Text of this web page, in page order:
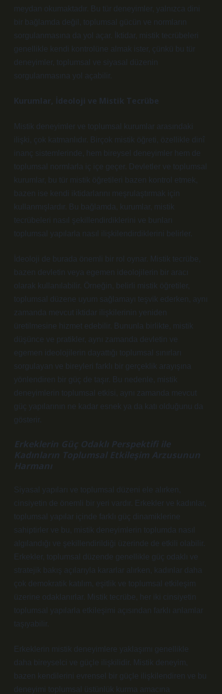
meydan okumaktadır. Bu tür deneyimler, yalnızca dini
bir bağlamda değil, toplumsal gücün ve normların
sorgulanmasına da yol açar. İktidar, mistik tecrübeleri
genellikle kendi kontrolüne almak ister, çünkü bu tür
deneyimler, toplumsal ve siyasal düzenin
sorgulanmasına yol açabilir.
Kurumlar, İdeoloji ve Mistik Tecrübe
Mistik deneyimler ve toplumsal kurumlar arasındaki
ilişki, çok katmanlıdır. Birçok mistik öğreti, özellikle dinî
inanç sistemlerinde, hem bireysel deneyimler hem de
toplumsal normlarla iç içe geçer. Devletler ve toplumsal
kurumlar, bu tür mistik öğretileri bazen kontrol etmek,
bazen ise kendi iktidarlarını meşrulaştırmak için
kullanmışlardır. Bu bağlamda, kurumlar, mistik
tecrübeleri nasıl şekillendirdiklerini ve bunları
toplumsal yapılarla nasıl ilişkilendirdiklerini belirler.
İdeoloji de burada önemli bir rol oynar. Mistik tecrübe,
bazen devletin veya egemen ideolojilerin bir aracı
olarak kullanılabilir. Örneğin, belirli mistik öğretiler,
toplumsal düzene uyum sağlamayı teşvik ederken, aynı
zamanda mevcut iktidar ilişkilerinin yeniden
üretilmesine hizmet edebilir. Bununla birlikte, mistik
düşünce ve pratikler, aynı zamanda devletin ve
egemen ideolojilerin dayattığı toplumsal sınırları
sorgulayan ve bireyleri farklı bir gerçeklik arayışına
yönlendiren bir güç de taşır. Bu nedenle, mistik
deneyimlerin toplumsal etkisi, aynı zamanda mevcut
güç yapılarının ne kadar esnek ya da katı olduğunu da
gösterir.
Erkeklerin Güç Odaklı Perspektifi ile
Kadınların Toplumsal Etkileşim Arzusunun
Harmanı
Siyasal yapıları ve toplumsal düzeni ele alırken,
cinsiyetin de önemli bir yeri vardır. Erkekler ve kadınlar,
toplumsal yapılar içinde farklı güç dinamiklerine
sahiptirler ve bu, mistik deneyimlerin toplumda nasıl
algılandığı ve şekillendirildiği üzerinde de etkili olabilir.
Erkekler, toplumsal düzende genellikle güç odaklı ve
stratejik bakış açılarıyla kararlar alırken, kadınlar daha
çok demokratik katılım, eşitlik ve toplumsal etkileşim
üzerine odaklanırlar. Mistik tecrübe, her iki cinsiyetin
toplumsal yapılarla etkileşimi açısından farklı anlamlar
taşıyabilir.
Erkeklerin mistik deneyimlere yaklaşımı genellikle
daha bireyselci ve güçle ilişkilidir. Mistik deneyim,
bazen kendilerini evrensel bir güçle ilişkilendiren ve bu
deneyimi toplumsal üstünlük kurma amacına